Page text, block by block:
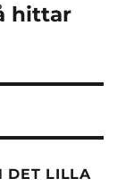
hittar
DET LILLA